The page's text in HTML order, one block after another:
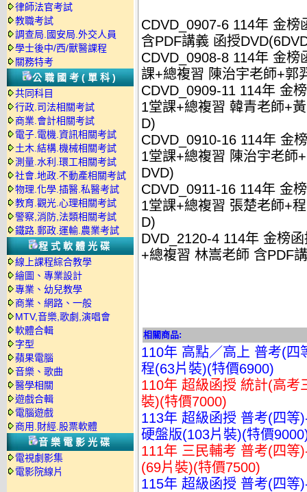
律師法官考試
教職考試
調查局.國安局.外交人員
學士後中/西/獸醫課程
關務特考
公職國考(單科)
共同科目
行政.司法相關考試
商業.會計相關考試
電子.電機.資訊相關考試
土木.結構.機械相關考試
測量.水利.環工相關考試
社會.地政.不動產相關考試
物理.化學.插醫.私醫考試
教育.觀光.心理相關考試
警察,消防,法類相關考試
鐵路.郵政.運輸.農業考試
程式軟體光碟
線上課程綜合教學
繪圖、專業設計
專業、幼兒教學
商業、網路、一般
MTV,音樂,歌劇,演唱會
軟體合輯
字型
蘋果電腦
音樂、歌曲
醫學相關
遊戲合輯
電腦遊戲
商用.財經.股票軟體
音樂電影光碟
電視劇影集
電影院線片
CDVD_0907-6 114年 金
含PDF講義 函授
CDVD_0908-8 114年 金
課+總複習 陳治宇老師+郭
CDVD_0909-11 114年 金
1堂課+總複習 韓青老師+
D)
CDVD_0910-16 114年 金
1堂課+總複習 陳治宇老師
DVD)
CDVD_0911-16 114年 金
1堂課+總複習 張楚老師+
D)
DVD_2120-4 114年 金榜
+總複習 林嵩老師 含PDF
相關商品:
110年 高點／高上 普考(四
程(63片裝)(特價6900)
110年 超級函授 統計(高考
裝)(特價7000)
113年 超級函授 普考(四等
硬盤版(103片裝)(特價
111年 三民輔考 普考(四等
(69片裝)(特價7500)
115年 超級函授 普考(四等